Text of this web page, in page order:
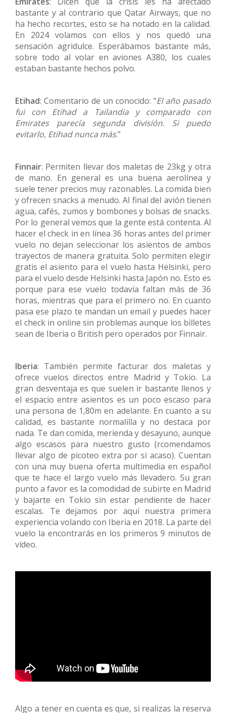
bastante y al contrario que Qatar Airways, que no
ha hecho recortes, esto se ha notado en la calidad.
En 2024 volamos con ellos y nos quedó una
sensación agridulce. Esperábamos bastante más,
sobre todo al volar en aviones A380, los cuales
estaban bastante hechos polvo.
Etihad: Comentario de un conocido: "El año pasado
fui con Etihad a Tailandia y comparado con
Emirates parecía segunda división. Si puedo
evitarlo, Etihad nunca más."
Finnair: Permiten llevar dos maletas de 23kg y otra
de mano. En general es una buena aerolínea y
suele tener precios muy razonables. La comida bien
y ofrecen snacks a menudo. Al final del avión tienen
agua, cafés, zumos y bombones y bolsas de snacks.
Por lo general vemos que la gente está contenta. Al
hacer el check in en línea 36 horas antes del primer
vuelo no dejan seleccionar los asientos de ambos
trayectos de manera gratuita. Solo permiten elegir
gratis el asiento para el vuelo hasta Helsinki, pero
para el vuelo desde Helsinki hasta Japón no. Esto es
porque para ese vuelo todavía faltan más de 36
horas, mientras que para el primero no. En cuanto
pasa ese plazo te mandan un email y puedes hacer
el check in online sin problemas aunque los billetes
sean de Iberia o British pero operados por Finnair.
Iberia: También permite facturar dos maletas y
ofrece vuelos directos entre Madrid y Tokio. La
gran desventaja es que suelen ir bastante llenos y
el espacio entre asientos es un poco escaso para
una persona de 1,80m en adelante. En cuanto a su
calidad, es bastante normalilla y no destaca por
nada. Te dan comida, merienda y desayuno, aunque
algo escasos para nuestro gusto (rcomendamos
llevar algo de picoteo extra por si acaso). Cuentan
con una muy buena oferta multimedia en español
que te hace el largo vuelo más llevadero. Su gran
punto a favor es la comodidad de subirte en Madrid
y bajarte en Tokio sin estar pendiente de hacer
escalas. Te dejamos por aquí nuestra primera
experiencia volando con Iberia en 2018. La parte del
vuelo la encontrarás en los primeros 9 minutos de
vídeo.
Algo a tener en cuenta es que, si realizas la reserva